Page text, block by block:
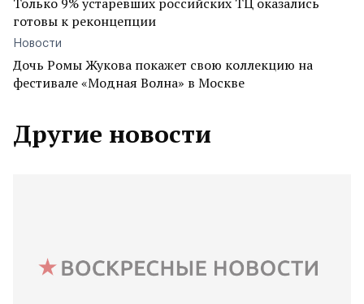
готовы к реконцепции
Новости
Дочь Ромы Жукова покажет свою коллекцию на
фестивале «Модная Волна» в Москве
Другие новости